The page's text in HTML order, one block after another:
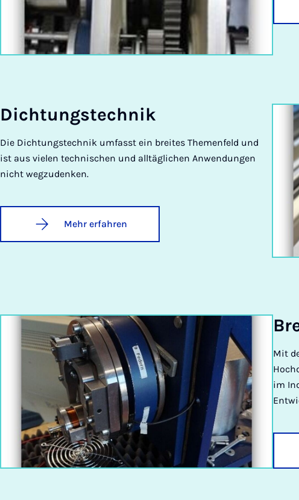
Dich­tungs­tech­nik
Die Dichtungstechnik umfasst ein breites Themenfeld und
ist aus vielen technischen und alltäglichen Anwendungen
nicht wegzudenken.
Mehr erfahren
Mit
im